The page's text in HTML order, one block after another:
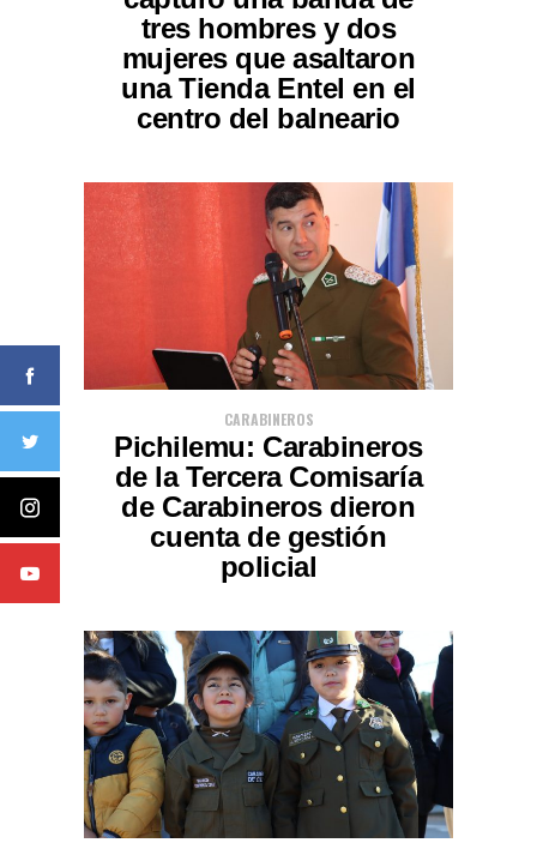
tres hombres y dos
mujeres que asaltaron
una Tienda Entel en el
centro del balneario
CARABINEROS
Pichilemu: Carabineros
de la Tercera Comisaría
de Carabineros dieron
cuenta de gestión
policial